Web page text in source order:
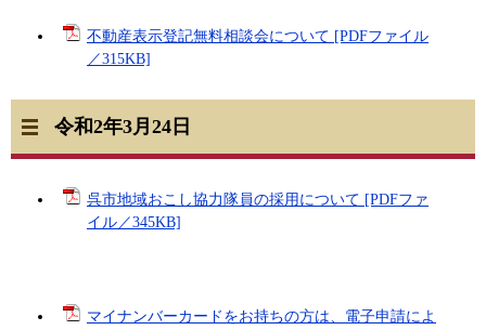
不動産表示登記無料相談会について [PDFファイル
／315KB]
令和2年3月24日
呉市地域おこし協力隊員の採用について [PDFファ
イル／345KB]
マイナンバーカードをお持ちの方は、電子申請によ